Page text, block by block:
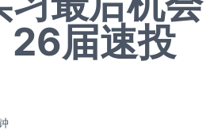
26届速投